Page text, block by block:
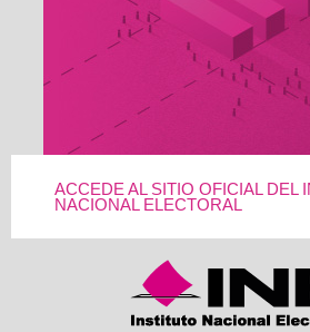
ACCEDE AL SITIO OFICIAL DEL
NACIONAL ELECTORAL